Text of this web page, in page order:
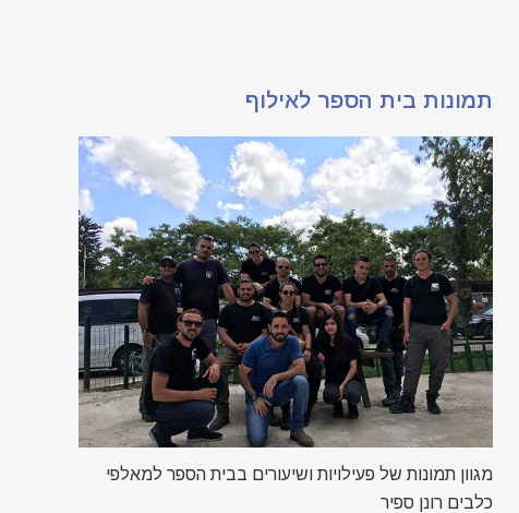
תמונות בית הספר לאילוף
מגוון תמונות של פעילויות ושיעורים בבית הספר למאלפי
כלבים רונן ספיר